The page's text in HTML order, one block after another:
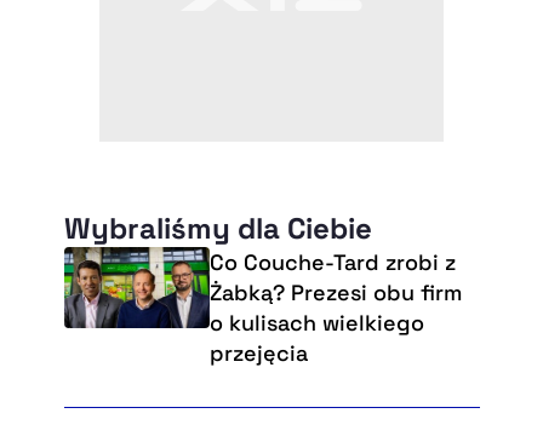
Wybraliśmy dla Ciebie
Co Couche-Tard zrobi z
Żabką? Prezesi obu firm
o kulisach wielkiego
przejęcia